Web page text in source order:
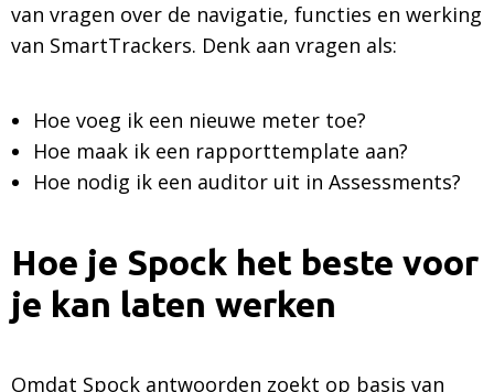
van vragen over de navigatie, functies en werking
van SmartTrackers. Denk aan vragen als:
Hoe voeg ik een nieuwe meter toe?
Hoe maak ik een rapporttemplate aan?
Hoe nodig ik een auditor uit in Assessments?
Hoe je Spock het beste voor
je kan laten werken
Omdat Spock antwoorden zoekt op basis van